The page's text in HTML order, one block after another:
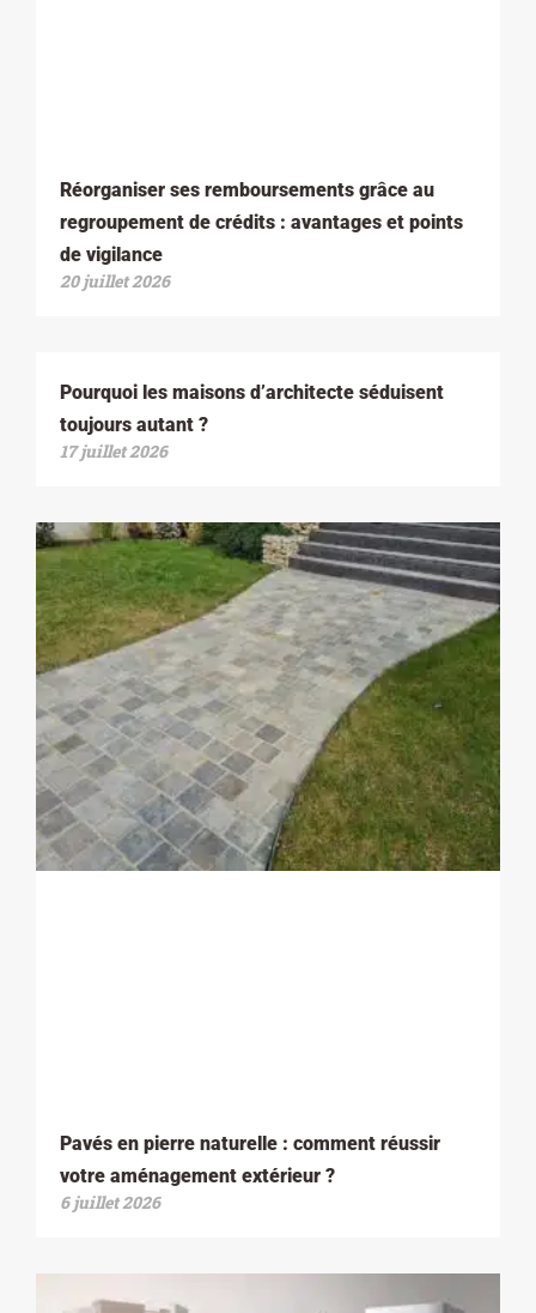
Réorganiser ses remboursements grâce au
regroupement de crédits : avantages et points
de vigilance
20 juillet 2026
Pourquoi les maisons d’architecte séduisent
toujours autant ?
17 juillet 2026
Pavés en pierre naturelle : comment réussir
votre aménagement extérieur ?
6 juillet 2026